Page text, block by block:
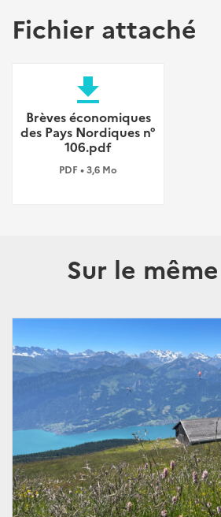
Fichier attaché
file_download
Brèves économiques
des Pays Nordiques n°
106.pdf
PDF • 3,6 Mo
Sur le